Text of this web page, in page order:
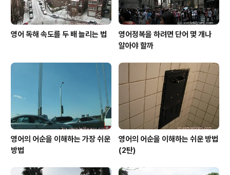
영어 독해 속도를 두 배 늘리는 법
영어정복을 하려면 단어 몇 개나
알아야 할까
영어의 어순을 이해하는 가장 쉬운
방법
영어의 어순을 이해하는 쉬운 방법
(2탄)